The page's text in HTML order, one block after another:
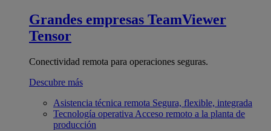
Grandes empresas TeamViewer
Tensor
Conectividad remota para operaciones seguras.
Descubre más
Asistencia técnica remota Segura, flexible, integrada
Tecnología operativa Acceso remoto a la planta de
producción